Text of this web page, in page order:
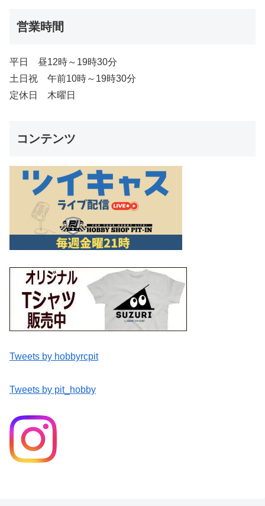
営業時間
平日 昼12時～19時30分
土日祝 午前10時～19時30分
定休日 木曜日
コンテンツ
Tweets by hobbyrcpit
Tweets by pit_hobby